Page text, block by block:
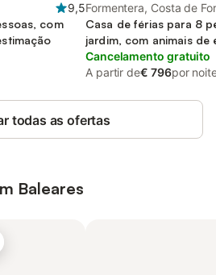
9,5
com
Formentera, Costa de
Casa de férias para 8
jardim, com animais de
Cancelamento gratuito
A partir de€ 796por
todas as ofertas
Baleares